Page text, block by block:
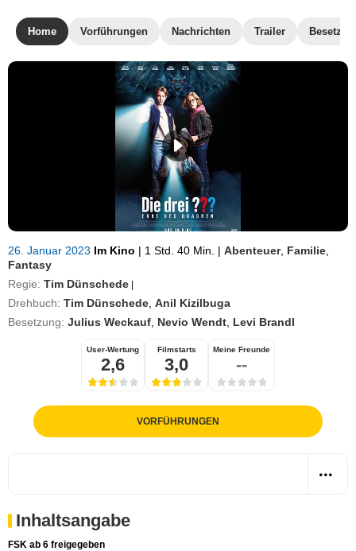
Home Vorführungen Nachrichten Trailer
26. Januar 2023 Im Kino | 1 Std. 40 Min. | Abenteuer, Familie
Fantasy
Regie: Tim Dünschede
Drehbuch: Tim Dünschede Anil Kizilbuga
Besetzung: Julius Weckauf Nevio Wendt Levi Brandl
User-Wertung
2,6
Filmstarts
3,0
Meine Freunde
--
VORFÜHRUNGEN
Inhaltsangabe
FSK ab 6 freigegeben